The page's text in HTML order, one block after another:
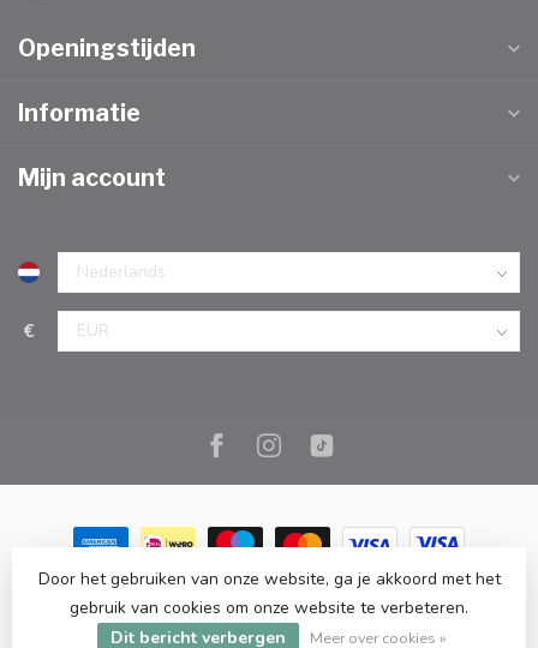
Openingstijden
Informatie
Mijn account
€
© Copyright 2026 Marc Cook & Home | Webshop | Fysieke
kookwinkel in Elst |- Powered byLightspeed-Lightspeed design
byDyvelopment
Door het gebruiken van onze website, ga je akkoord met het
gebruik van cookies om onze website te verbeteren.
Dit bericht verbergen
Meer over cookies »